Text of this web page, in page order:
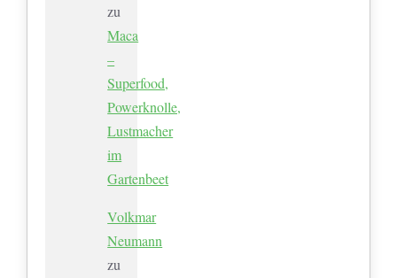
zu
Maca
–
Superfood,
Powerknolle,
Lustmacher
im
Gartenbeet
Volkmar
Neumann
zu